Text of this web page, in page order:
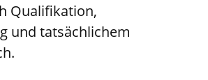
Qualifikation,
und tatsächlichem